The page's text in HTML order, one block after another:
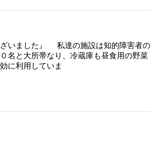
ざいました』 私達の施設は知的障害者の
名と大所帯なり、冷蔵庫も昼食用の野菜
に利用していま